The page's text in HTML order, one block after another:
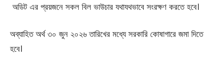
অডিট এর প্রয়জনে সকল বিল ভাউচার যথাযথভাবে সংরক্ষণ করতে হবে।
অব্যাহিত অর্থ ৩০ জুন ২০২৬ তারিখের মধ্যে সরকারি কোষাগারে জমা দিতে
হবে।